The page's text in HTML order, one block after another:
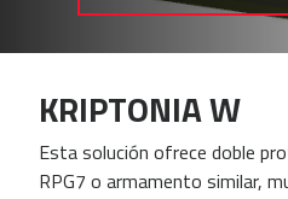
KRIPTONIA W
Esta solución ofrece doble
RPG7 o armamento similar,